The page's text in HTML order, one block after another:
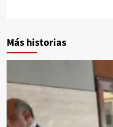
Más historias